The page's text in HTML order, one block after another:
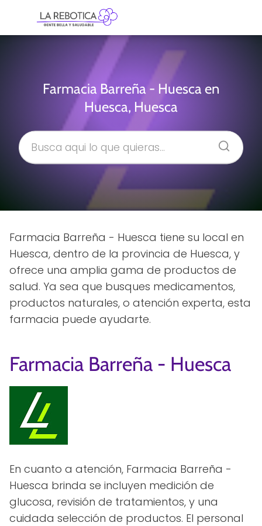
Farmacia Barreña - Huesca en
Huesca, Huesca
Farmacia Barreña - Huesca tiene su local en
Huesca, dentro de la provincia de Huesca, y
ofrece una amplia gama de productos de
salud. Ya sea que busques medicamentos,
productos naturales, o atención experta, esta
farmacia puede ayudarte.
Farmacia Barreña - Huesca
En cuanto a atención, Farmacia Barreña -
Huesca brinda se incluyen medición de
glucosa, revisión de tratamientos, y una
cuidada selección de productos. El personal